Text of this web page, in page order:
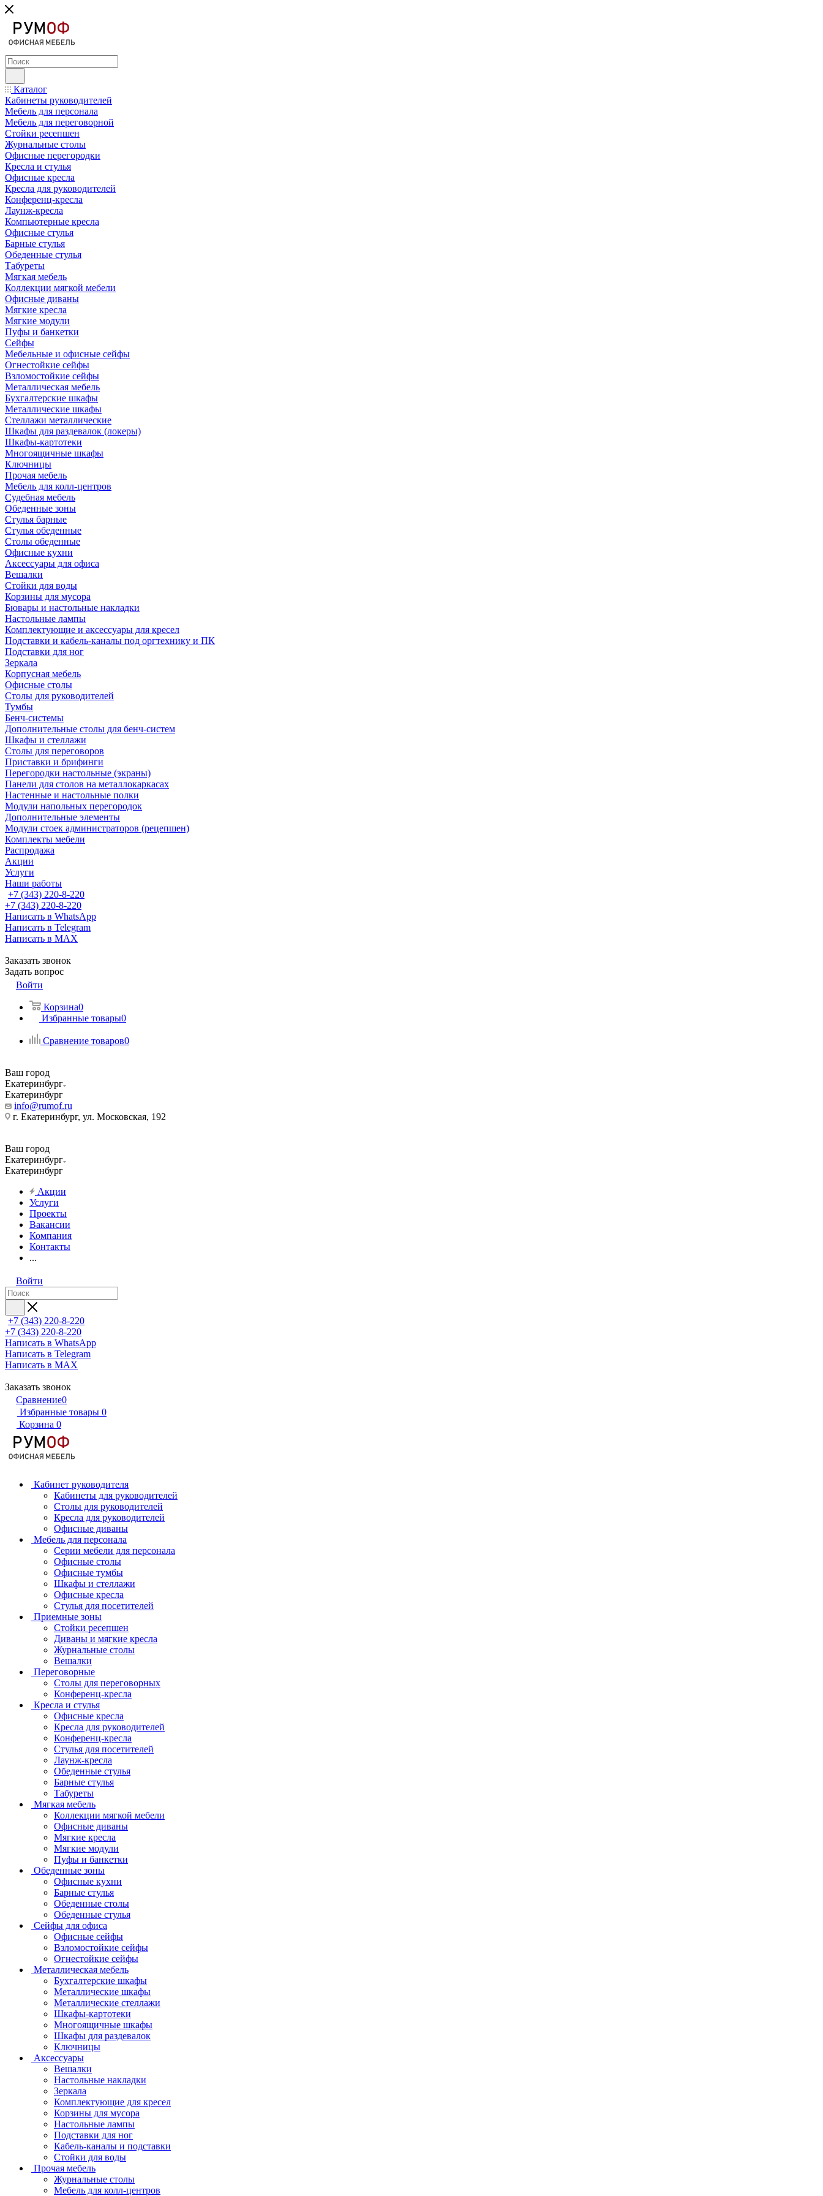
Каталог
Кабинеты руководителей
Мебель для персонала
Мебель для переговорной
Стойки ресепшен
Журнальные столы
Офисные перегородки
Кресла и стулья
Офисные кресла
Кресла для руководителей
Конференц-кресла
Лаунж-кресла
Компьютерные кресла
Офисные стулья
Барные стулья
Обеденные стулья
Табуреты
Мягкая мебель
Коллекции мягкой мебели
Офисные диваны
Мягкие кресла
Мягкие модули
Пуфы и банкетки
Сейфы
Мебельные и офисные сейфы
Огнестойкие сейфы
Взломостойкие сейфы
Металлическая мебель
Бухгалтерские шкафы
Металлические шкафы
Стеллажи металлические
Шкафы для раздевалок (локеры)
Шкафы-картотеки
Многоящичные шкафы
Ключницы
Прочая мебель
Мебель для колл-центров
Судебная мебель
Обеденные зоны
Стулья барные
Стулья обеденные
Столы обеденные
Офисные кухни
Аксессуары для офиса
Вешалки
Стойки для воды
Корзины для мусора
Бювары и настольные накладки
Настольные лампы
Комплектующие и аксессуары для кресел
Подставки и кабель-каналы под оргтехнику и ПК
Подставки для ног
Зеркала
Корпусная мебель
Офисные столы
Столы для руководителей
Тумбы
Бенч-системы
Дополнительные столы для бенч-систем
Шкафы и стеллажи
Столы для переговоров
Приставки и брифинги
Перегородки настольные (экраны)
Панели для столов на металлокаркасах
Настенные и настольные полки
Модули напольных перегородок
Дополнительные элементы
Модули стоек администраторов (рецепшен)
Комплекты мебели
Распродажа
Акции
Услуги
Наши работы
+7 (343) 220-8-220
+7 (343) 220-8-220
Написать в WhatsApp
Написать в Telegram
Написать в MAX
Заказать звонок
Задать вопрос
Войти
Корзина0
Избранные товары0
Сравнение товаров0
Ваш город
Екатеринбург
Екатеринбург
info@rumof.ru
г. Екатеринбург, ул. Московская, 192
Ваш город
Екатеринбург
Екатеринбург
Акции
Услуги
Проекты
Вакансии
Компания
Контакты
...
Войти
+7 (343) 220-8-220
+7 (343) 220-8-220
Написать в WhatsApp
Написать в Telegram
Написать в MAX
Заказать звонок
Сравнение0
Избранные товары 0
Корзина 0
Кабинет руководителя
Кабинеты для руководителей
Столы для руководителей
Кресла для руководителей
Офисные диваны
Мебель для персонала
Серии мебели для персонала
Офисные столы
Офисные тумбы
Шкафы и стеллажи
Офисные кресла
Стулья для посетителей
Приемные зоны
Стойки ресепшен
Диваны и мягкие кресла
Журнальные столы
Вешалки
Переговорные
Столы для переговорных
Конференц-кресла
Кресла и стулья
Офисные кресла
Кресла для руководителей
Конференц-кресла
Стулья для посетителей
Лаунж-кресла
Обеденные стулья
Барные стулья
Табуреты
Мягкая мебель
Коллекции мягкой мебели
Офисные диваны
Мягкие кресла
Мягкие модули
Пуфы и банкетки
Обеденные зоны
Офисные кухни
Барные стулья
Обеденные столы
Обеденные стулья
Сейфы для офиса
Офисные сейфы
Взломостойкие сейфы
Огнестойкие сейфы
Металлическая мебель
Бухгалтерские шкафы
Металлические шкафы
Металлические стеллажи
Шкафы-картотеки
Многоящичные шкафы
Шкафы для раздевалок
Ключницы
Аксессуары
Вешалки
Настольные накладки
Зеркала
Комплектующие для кресел
Корзины для мусора
Настольные лампы
Подставки для ног
Кабель-каналы и подставки
Стойки для воды
Прочая мебель
Журнальные столы
Мебель для колл-центров